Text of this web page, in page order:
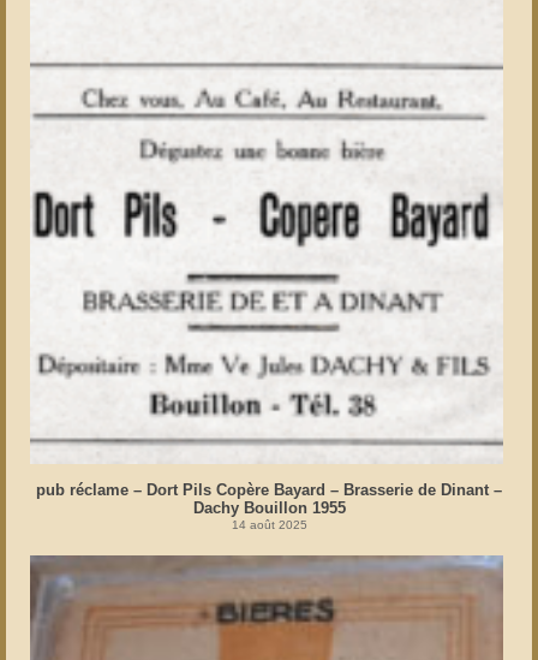
pub réclame – Dort Pils Copère Bayard – Brasserie de Dinant –
Dachy Bouillon 1955
14 août 2025